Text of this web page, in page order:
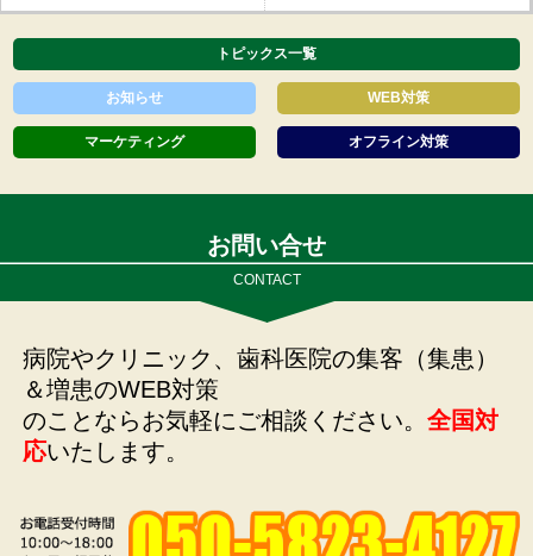
トピックス一覧
WEB対策
お知らせ
オフライン対策
マーケティング
お問い合せ
CONTACT
病院やクリニック、歯科医院の集客（集患）
＆増患のWEB対策
のことならお気軽にご相談ください。全国対
応いたします。